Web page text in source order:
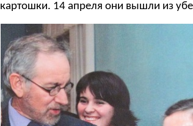
картошки. 14 апреля они вышли из